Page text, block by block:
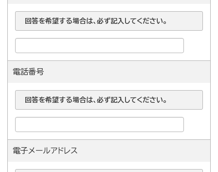
回答を希望する場合は、必ず記入してください。
電話番号
回答を希望する場合は、必ず記入してください。
電子メールアドレス